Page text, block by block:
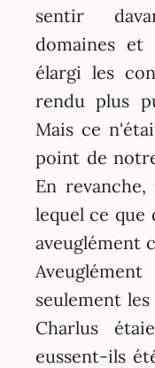
sentir
domaines et
élargi les
rendu plus
Mais ce
point de
En
lequel ce que
aveuglément
seulement
Charlus
eussent-ils